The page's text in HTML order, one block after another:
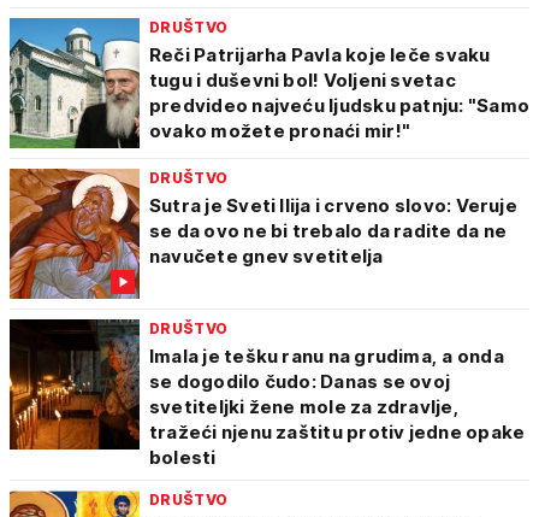
DRUŠTVO
Reči Patrijarha Pavla koje leče svaku
tugu i duševni bol! Voljeni svetac
predvideo najveću ljudsku patnju: "Samo
ovako možete pronaći mir!"
DRUŠTVO
Sutra je Sveti Ilija i crveno slovo: Veruje
se da ovo ne bi trebalo da radite da ne
navučete gnev svetitelja
DRUŠTVO
Imala je tešku ranu na grudima, a onda
se dogodilo čudo: Danas se ovoj
svetiteljki žene mole za zdravlje,
tražeći njenu zaštitu protiv jedne opake
bolesti
DRUŠTVO